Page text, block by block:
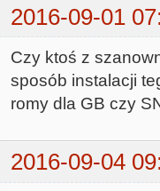
2016-09-01
Czy ktoś z
sposób instalacji
romy dla GB czy
2016-09-04